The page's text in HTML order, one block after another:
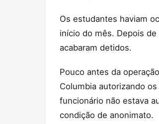
Os estudantes haviam
início do mês. Depois
acabaram detidos.
Pouco antes da
Columbia autorizando
funcionário não estava
condição de anonimato.